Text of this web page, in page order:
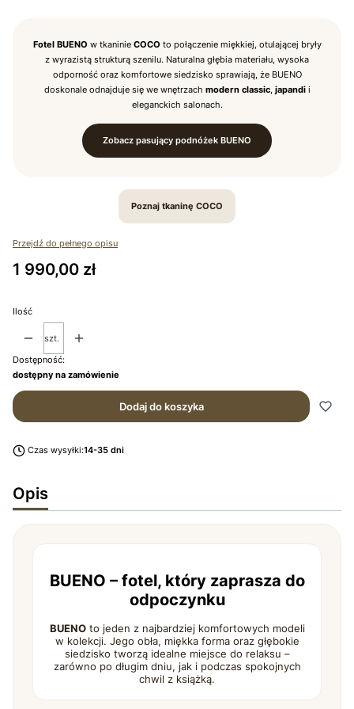
Fotel BUENO w tkaninie COCO to połączenie miękkiej, otulającej bryły
z wyrazistą strukturą szenilu. Naturalna głębia materiału, wysoka
odporność oraz komfortowe siedzisko sprawiają, że BUENO
doskonale odnajduje się we wnętrzach modern classic, japandii
eleganckich salonach.
Zobacz pasujący podnóżek BUENO
Poznaj tkaninę COCO
Przejdź do pełnego opisu
Cena
1 990,00 zł
Ilość
szt.
Dostępność:
dostępny na zamówienie
Dodaj do koszyka
Czas wysyłki:14-35 dni
Opis
BUENO – fotel, który zaprasza do
odpoczynku
BUENOto jeden z najbardziej komfortowych modeli
w kolekcji. Jego obła, miękka forma oraz głębokie
siedzisko tworzą idealne miejsce do relaksu –
zarówno po długim dniu, jak i podczas spokojnych
chwil z książką.